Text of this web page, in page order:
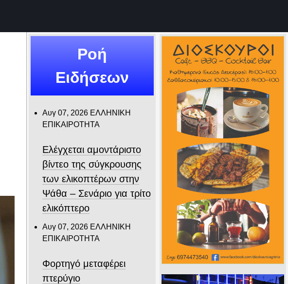
Ροή
Ειδήσεων
Αυγ 07, 2026 ΕΛΛΗΝΙΚΗ
ΕΠΙΚΑΙΡΟΤΗΤΑ
Ελέγχεται αμοντάριστο
βίντεο της σύγκρουσης
των ελικοπτέρων στην
Ψάθα – Σενάριο για τρίτο
ελικόπτερο
Αυγ 07, 2026 ΕΛΛΗΝΙΚΗ
ΕΠΙΚΑΙΡΟΤΗΤΑ
Φορτηγό μεταφέρει
πτερύγιο